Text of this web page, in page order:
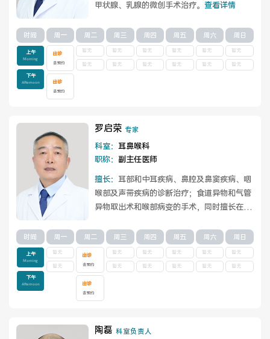
甲状腺、乳腺的微创手术治疗。 查看详情
时间
上午
Morning
下午
Afternoon
周一
出诊
去预约
出诊
去预约
周二
暂无
暂无
周三
暂无
暂无
周四
暂无
暂无
周五
暂无
暂无
周六
暂无
暂无
周日
暂无
暂无
罗启荣 专家
科室： 耳鼻喉科
职称： 副主任医师
擅长： 耳部和中耳疾病、鼻腔及鼻窦疾病、咽
喉部及声带疾病的诊断治疗；食道异物和气管
异物取出术和喉部病变的手术，同时擅长在支
查看详情
时间
上午
Morning
下午
Afternoon
周一
暂无
暂无
周二
出诊
去预约
出诊
去预约
周三
暂无
暂无
周四
暂无
暂无
周五
暂无
暂无
周六
暂无
暂无
周日
暂无
暂无
陶磊 科室负责人